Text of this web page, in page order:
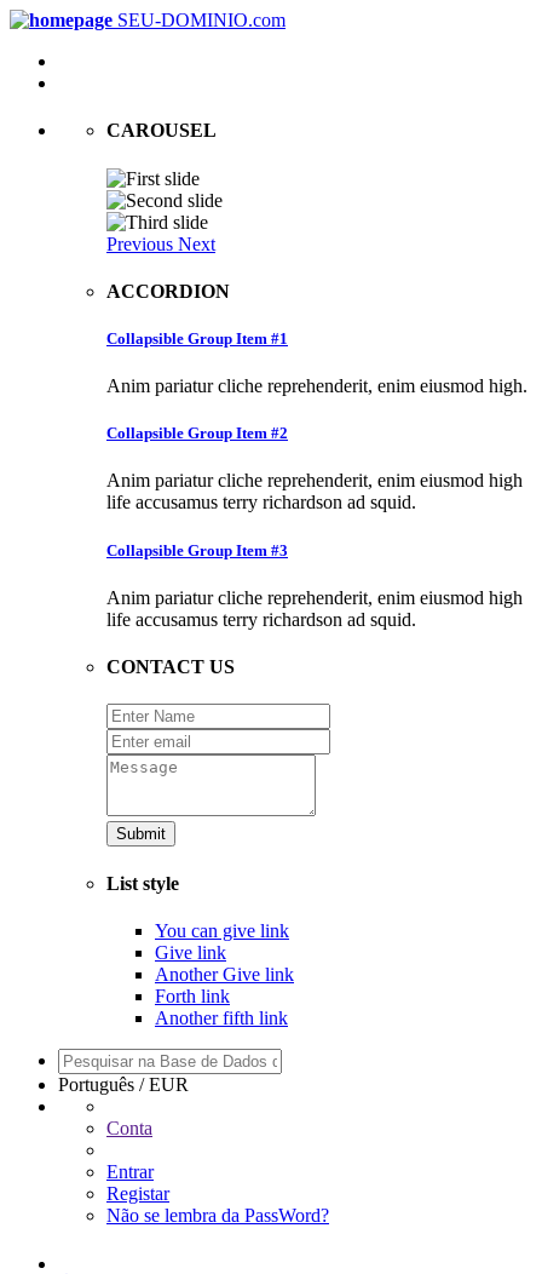
SEU-DOMINIO.com
CAROUSEL
Previous Next
ACCORDION
Collapsible Group Item #1
Anim pariatur cliche reprehenderit, enim eiusmod high.
Collapsible Group Item #2
Anim pariatur cliche reprehenderit, enim eiusmod high
life accusamus terry richardson ad squid.
Collapsible Group Item #3
Anim pariatur cliche reprehenderit, enim eiusmod high
life accusamus terry richardson ad squid.
CONTACT US
Submit
List style
You can give link
Give link
Another Give link
Forth link
Another fifth link
Português / EUR
Conta
Entrar
Registar
Não se lembra da PassWord?